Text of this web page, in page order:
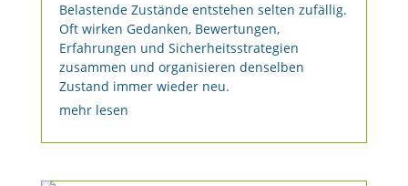
Belastende Zustände entstehen selten zufällig.
Oft wirken Gedanken, Bewertungen,
Erfahrungen und Sicherheitsstrategien
zusammen und organisieren denselben
Zustand immer wieder neu.
mehr lesen